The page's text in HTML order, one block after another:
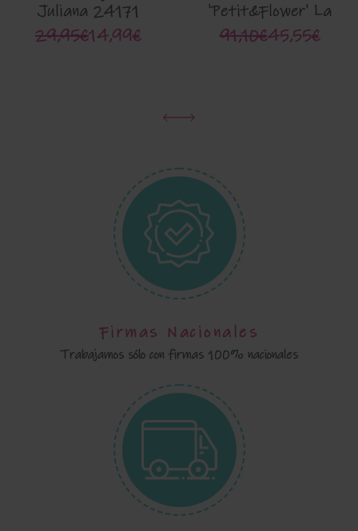
Juliana 24171
29,95€14,99€
'Petit&Flower' La
Martinica 9882g
91,10€45,55€
Firmas Nacionales
Trabajamos sólo con firmas 100% nacionales